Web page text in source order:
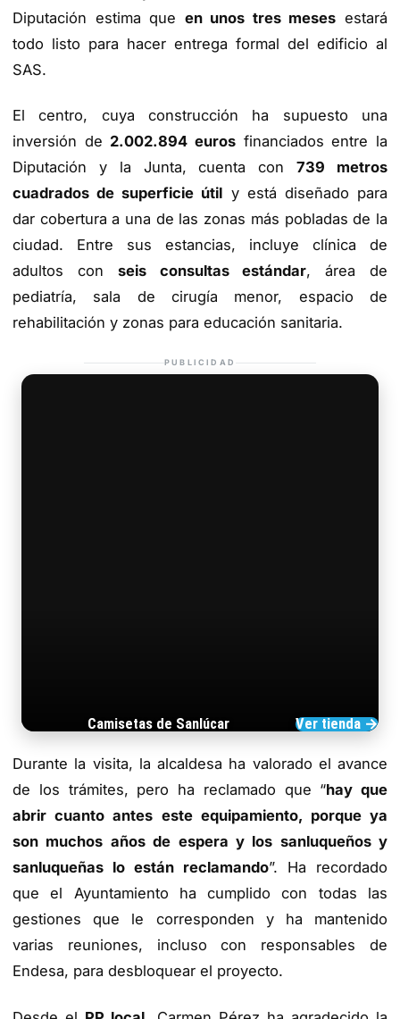
Diputación estima que en unos tres meses estará
todo listo para hacer entrega formal del edificio al
SAS.
El centro, cuya construcción ha supuesto una
inversión de 2.002.894 euros financiados entre la
Diputación y la Junta, cuenta con739 metros
cuadrados de superficie útil y está diseñado para
dar cobertura a una de las zonas más pobladas de la
ciudad. Entre sus estancias, incluye clínica de
adultos con seis consultas estándar, área de
pediatría, sala de cirugía menor, espacio de
rehabilitación y zonas para educación sanitaria.
PUBLICIDAD
Camisetas de Sanlúcar Ver tienda →
Durante la visita, la alcaldesa ha valorado el avance
de los trámites, pero ha reclamado que “hay que
abrir cuanto antes este equipamiento, porque ya
son muchos años de espera y los sanluqueños y
sanluqueñas lo están reclamando”. Ha recordado
que el Ayuntamiento ha cumplido con todas las
gestiones que le corresponden y ha mantenido
varias reuniones, incluso con responsables de
Endesa, para desbloquear el proyecto.